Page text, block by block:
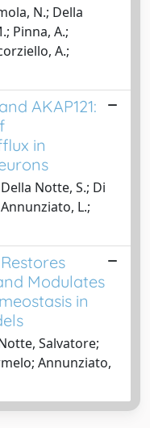
N.; Della
Pinna, A.;
A.;
AKAP121:
in
Notte, S.; Di
L.;
Modulates
in
Salvatore;
Annunziato,